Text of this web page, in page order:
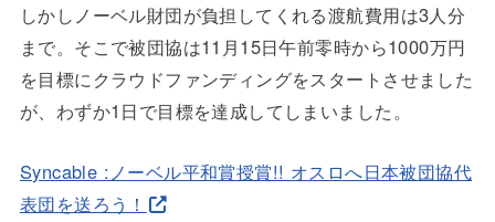
しかしノーベル財団が負担してくれる渡航費用は3人分
まで。そこで被団協は11月15日午前零時から1000万円
を目標にクラウドファンディングをスタートさせました
が、わずか1日で目標を達成してしまいました。
Syncable :ノーベル平和賞授賞!! オスロへ日本被団協代
表団を送ろう！